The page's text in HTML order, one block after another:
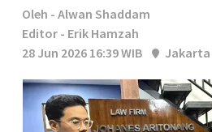
Oleh - Alwan Shaddam
Editor - Erik Hamzah
28 Jun 2026 16:39 WIB
Jakarta